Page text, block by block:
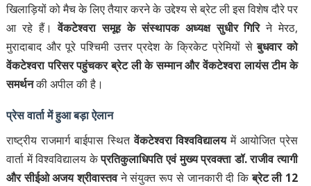
खिलाड़ियों को मैच के लिए तैयार करने के उद्देश्य से ब्रेट ली इस विशेष दौरे पर
आ रहे हैं।वेंकटेश्वरा समूह के संस्थापक अध्यक्ष सुधीर गिरिने मेरठ,
मुरादाबाद और पूरे पश्चिमी उत्तर प्रदेश के क्रिकेट प्रेमियों सेबुधवार को
वेंकटेश्वरा परिसर पहुंचकर ब्रेट ली के सम्मान और वेंकटेश्वरा लायंस टीम के
समर्थनकी अपील की है।
प्रेस वार्ता में हुआ बड़ा ऐलान
राष्ट्रीय राजमार्ग बाईपास स्थितवेंकटेश्वरा विश्वविद्यालयमें आयोजित प्रेस
वार्ता में विश्वविद्यालय केप्रतिकुलाधिपति एवं मुख्य प्रवक्ता डॉ. राजीव त्यागी
और सीईओ अजय श्रीवास्तवने संयुक्त रूप से जानकारी दी किब्रेट ली 12